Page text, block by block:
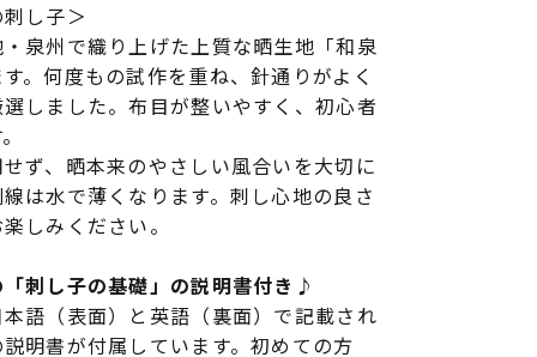
し子＞
泉州で織り上げた上質な晒生地「和泉
。何度もの試作を重ね、針通りがよく
しました。布目が整いやすく、初心者
ず、晒本来のやさしい風合いを大切に
は水で薄くなります。刺し心地の良さ
しみください。
刺し子の基礎」の説明書付き♪
語（表面）と英語（裏面）で記載され
明書が付属しています。初めての方